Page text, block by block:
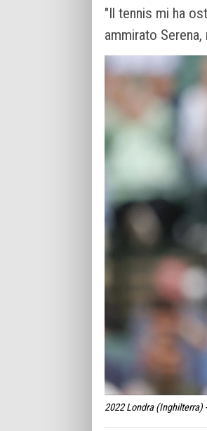
"Il tennis mi ha
ammirato
2022 Londra (Inghilterra)